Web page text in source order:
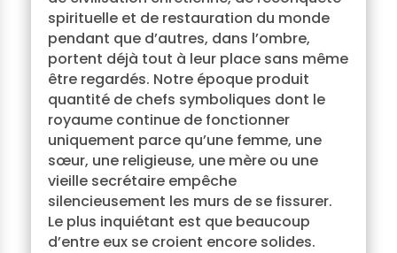
spirituelle et de restauration du monde
pendant que d’autres, dans l’ombre,
portent déjà tout à leur place sans même
être regardés. Notre époque produit
quantité de chefs symboliques dont le
royaume continue de fonctionner
uniquement parce qu’une femme, une
sœur, une religieuse, une mère ou une
vieille secrétaire empêche
silencieusement les murs de se fissurer.
Le plus inquiétant est que beaucoup
d’entre eux se croient encore solides.